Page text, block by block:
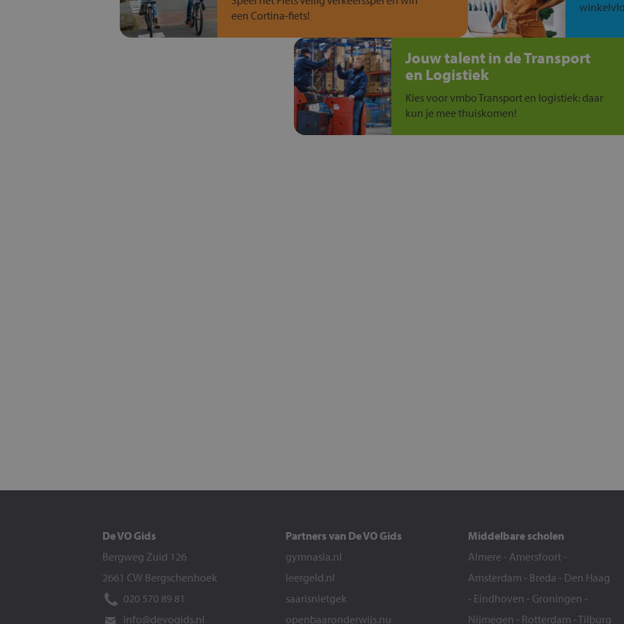
een Cortina-fiets!
Jouw talent in de Transport
en Logistiek
Kies voor vmbo Transport en logistiek: daar
kun je mee thuiskomen!
De VO Gids
Bergweg Zuid 126
2661 CW Bergschenhoek
020 570 89 81
info@devogids.nl
Partners van De VO Gids
gymnasia.nl
leergeld.nl
saarisnietgek
openbaaronderwijs.nu
Middelbare scholen
Almere - Amersfoort -
Amsterdam - Breda - Den Haag
- Eindhoven - Groningen -
Nijmegen - Rotterdam -Tilburg